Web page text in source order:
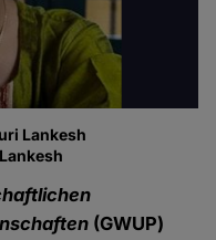
Lankesh
(GWUP)